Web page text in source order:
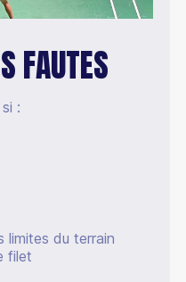
FAUTES
:
du terrain
filet